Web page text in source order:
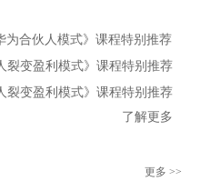
为合伙人模式》课程特别推荐
裂变盈利模式》课程特别推荐
裂变盈利模式》课程特别推荐
了解更多
更多 >>